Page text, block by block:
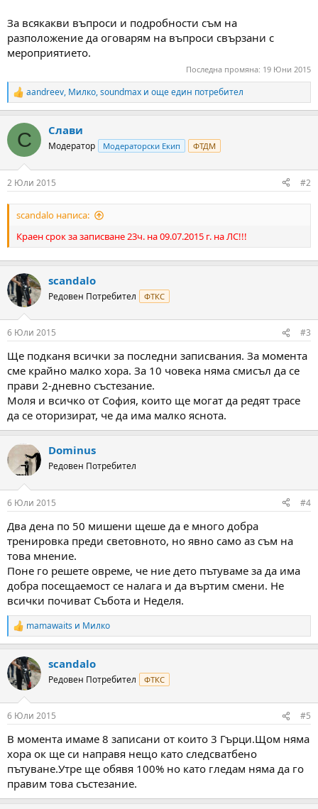
За всякакви въпроси и подробности съм на
разположение да оговарям на въпроси свързани с
мероприятието.
Последна промяна: 19 Юни 2015
R
e
c
i
s
aandreev, Милко,soundmax и още един потребител
С Слави
Модератор Модераторски Екип ФТДМ
2 Юли 2015 #2
scandalo написа:
Краен срок за записване 23ч. на 09.07.2015 г. на ЛС!!!
scandalo
Редовен Потребител ФТКС
6 Юли 2015 #3
Ще подканя всички за последни записвания. За момента
сме крайно малко хора. За 10 човека няма смисъл да се
прави 2-дневно състезание.
Моля и всичко от София, които ще могат да редят трасе
да се оторизират, че да има малко яснота.
Dominus
Редовен Потребител
6 Юли 2015 #4
Два дена по 50 мишени щеше да е много добра
тренировка преди световното, но явно само аз съм на
това мнение.
Поне го решете овреме, че ние дето пътуваме за да има
добра посещаемост се налага и да въртим смени. Не
всички почиват Събота и Неделя.
R
e
c
t
i
s
mamawaits и Милко
scandalo
Редовен Потребител ФТКС
6 Юли 2015 #5
В момента имаме 8 записани от които 3 Гърци.Щом няма
хора ок ще си направя нещо като следсватбено
пътуване.Утре ще обявя 100% но като гледам няма да го
правим това състезание.